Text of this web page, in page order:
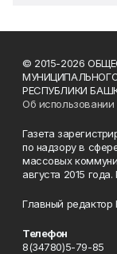
© 2015-2026
РЕСПУБЛИКИ
Об использовании
Газета
по надзору в
массовых
августа 2015
Главный редактор
Телефон
8(34780)5-79-85